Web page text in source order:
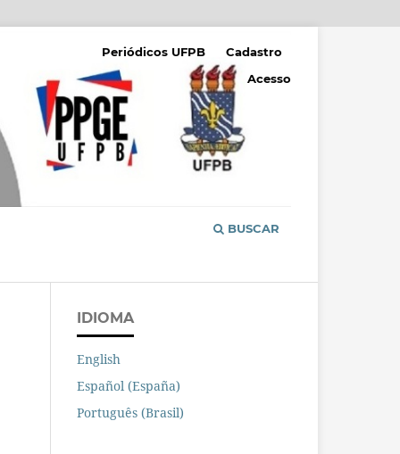
BUSCAR
Periódicos UFPB
Cadastro
Acesso
IDIOMA
English
Español (España)
Português (Brasil)